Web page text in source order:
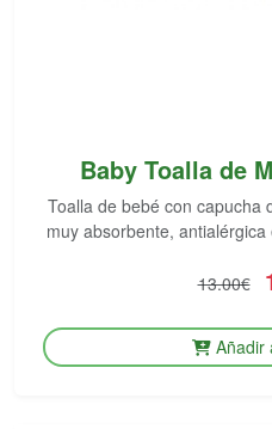
Baby Toalla de
Toalla de bebé con capucha
muy absorbente,
13.00€
Añadir